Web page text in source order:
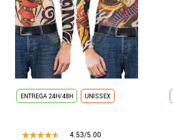
ENTREGA 24H/48H UNISSEX
4.53/5.00